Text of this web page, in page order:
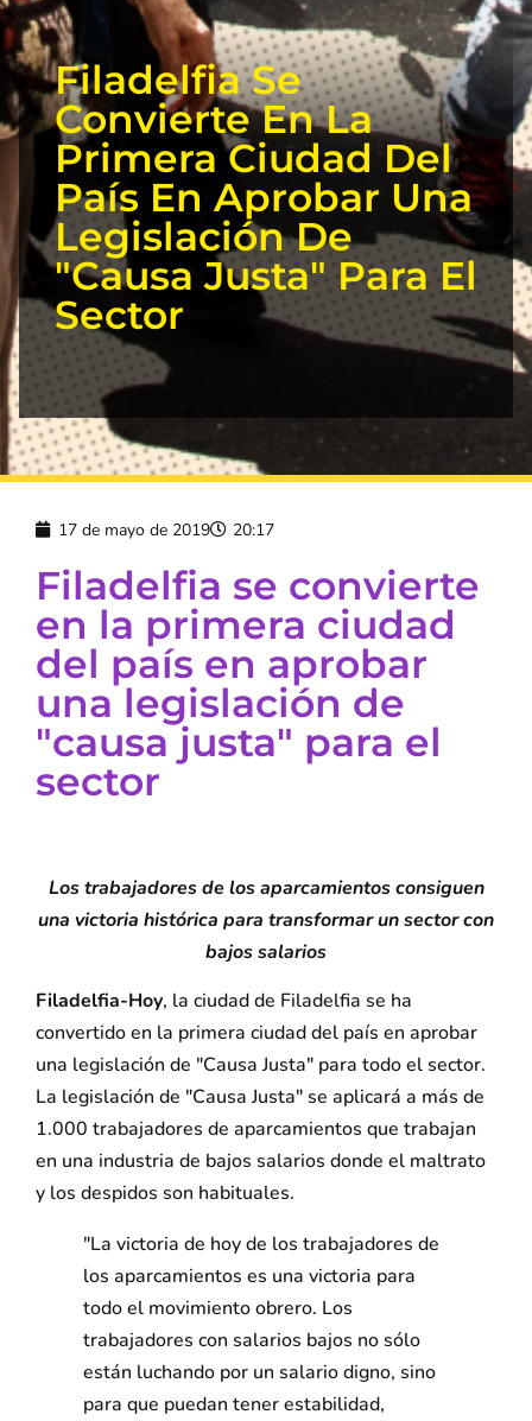
Filadelfia Se
Convierte En La
Primera Ciudad Del
País En Aprobar Una
Legislación De
"causa Justa" Para El
Sector
17 de mayo de 2019 20:17
Filadelfia se convierte
en la primera ciudad
del país en aprobar
una legislación de
"causa justa" para el
sector
Los trabajadores de los aparcamientos consiguen
una victoria histórica para transformar un sector con
bajos salarios
Filadelfia-Hoy, la ciudad de Filadelfia se ha
convertido en la primera ciudad del país en aprobar
una legislación de "Causa Justa" para todo el sector.
La legislación de "Causa Justa" se aplicará a más de
1.000 trabajadores de aparcamientos que trabajan
en una industria de bajos salarios donde el maltrato
y los despidos son habituales.
"La victoria de hoy de los trabajadores de
los aparcamientos es una victoria para
todo el movimiento obrero. Los
trabajadores con salarios bajos no sólo
están luchando por un salario digno, sino
para que puedan tener estabilidad,